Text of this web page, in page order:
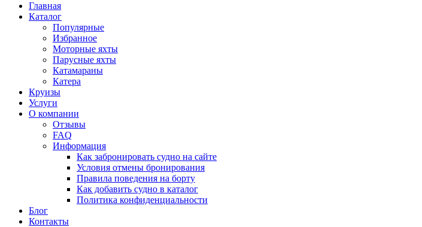
Главная
Каталог
Популярные
Избранное
Моторные яхты
Парусные яхты
Катамараны
Катера
Круизы
Услуги
О компании
Отзывы
FAQ
Информация
Как забронировать судно на сайте
Условия отмены бронирования
Правила поведения на борту
Как добавить судно в каталог
Политика конфиденциальности
Блог
Контакты